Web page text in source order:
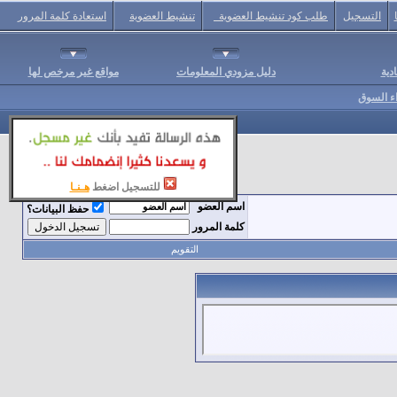
للتسجيل اضغط هـنـا
التسجيل طلب كود تنشيط العضوية تنشيط العضوية استعادة كلمة المرور
دليل مزودي المعلومات مواقع غير مرخص لها
السوق
اسم العضو
حفظ البيانات؟
كلمة المرور
التقويم